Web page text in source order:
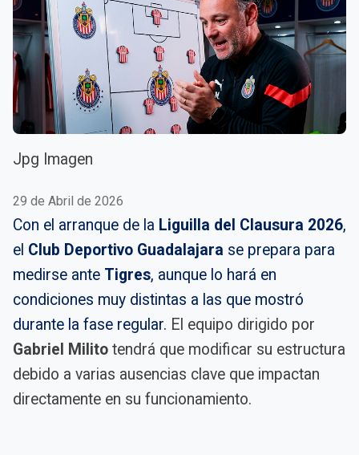
Jpg Imagen
29 de Abril de 2026
Con el arranque de la Liguilla del Clausura 2026,
el Club Deportivo Guadalajara se prepara para
medirse ante Tigres, aunque lo hará en
condiciones muy distintas a las que mostró
durante la fase regular. El equipo dirigido por
Gabriel Milito tendrá que modificar su estructura
debido a varias ausencias clave que impactan
directamente en su funcionamiento.